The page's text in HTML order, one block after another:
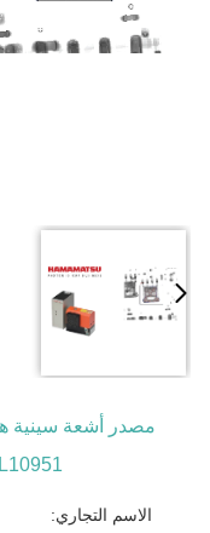
L10951 لفحص الأشعة السينية الصناعية والطب
الاسم التجاري: